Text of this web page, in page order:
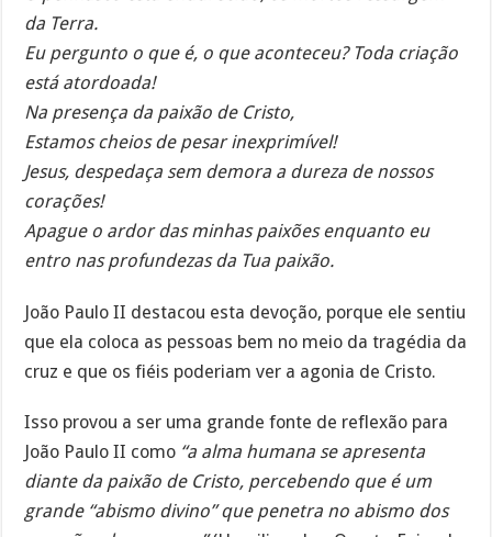
da Terra.
Eu pergunto o que é, o que aconteceu? Toda criação
está atordoada!
Na presença da paixão de Cristo,
Estamos cheios de pesar inexprimível!
Jesus, despedaça sem demora a dureza de nossos
corações!
Apague o ardor das minhas paixões enquanto eu
entro nas profundezas da Tua paixão.
João Paulo II destacou esta devoção, porque ele sentiu
que ela coloca as pessoas bem no meio da tragédia da
cruz e que os fiéis poderiam ver a agonia de Cristo.
Isso provou a ser uma grande fonte de reflexão para
João Paulo II como “a alma humana se apresenta
diante da paixão de Cristo, percebendo que é um
grande “abismo divino” que penetra no abismo dos